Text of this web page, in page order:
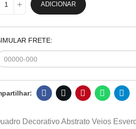
ADICIONAR
FRETE:
Decorativo Abstrato Veios